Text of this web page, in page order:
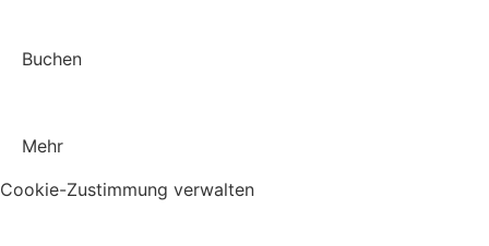
Buchen
Mehr
Cookie-Zustimmung verwalten